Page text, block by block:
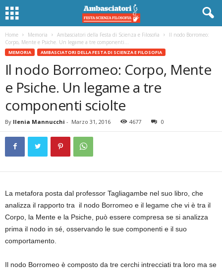
Home Memoria Ambasciatori della Festa di Scienza e Filosofia
Il nodo Borromeo:
Corpo, Mente e Psiche. Un legame a tre componenti...
MEMORIA AMBASCIATORI DELLA FESTA DI SCIENZA E FILOSOFIA
Il nodo Borromeo: Corpo, Mente
e Psiche. Un legame a tre
componenti sciolte
By Ilenia Mannucchi - Marzo 31, 2016 4677 0
La metafora posta dal professor Tagliagambe nel suo libro, che
analizza il rapporto tra il nodo Borromeo e il legame che vi è tra il
Corpo, la Mente e la Psiche, può essere compresa se si analizza
prima il nodo in sé, osservando le sue componenti e il suo
comportamento.
Il nodo Borromeo è composto da tre cerchi intrecciati tra loro ma se